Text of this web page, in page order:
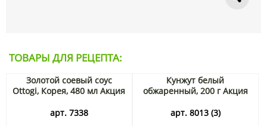
ТОВАРЫ ДЛЯ РЕЦЕПТА:
Золотой соевый соус
Ottogi, Корея, 480 мл Акция
арт. 7338
Кунжут белый
обжаренный, 200 г Акция
арт. 8013 (3)